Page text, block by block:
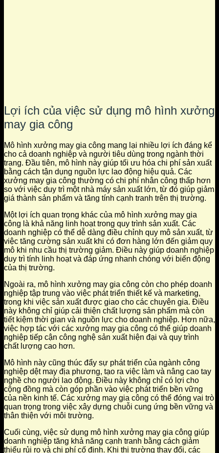
Lợi ích của việc sử dụng mô hình xưởng
may gia công
Mô hình xưởng may gia công mang lại nhiều lợi ích đáng kể
cho cả doanh nghiệp và người tiêu dùng trong ngành thời
trang. Đầu tiên, mô hình này giúp tối ưu hóa chi phí sản xuất
bằng cách tận dụng nguồn lực lao động hiệu quả. Các
xưởng may gia công thường có chi phí nhân công thấp hơn
so với việc duy trì một nhà máy sản xuất lớn, từ đó giúp giảm
giá thành sản phẩm và tăng tính cạnh tranh trên thị trường.
Một lợi ích quan trọng khác của mô hình xưởng may gia
công là khả năng linh hoạt trong quy trình sản xuất. Các
doanh nghiệp có thể dễ dàng điều chỉnh quy mô sản xuất, từ
việc tăng cường sản xuất khi có đơn hàng lớn đến giảm quy
mô khi nhu cầu thị trường giảm. Điều này giúp doanh nghiệp
duy trì tính linh hoạt và đáp ứng nhanh chóng với biến động
của thị trường.
Ngoài ra, mô hình xưởng may gia công còn cho phép doanh
nghiệp tập trung vào việc phát triển thiết kế và marketing,
trong khi việc sản xuất được giao cho các chuyên gia. Điều
này không chỉ giúp cải thiện chất lượng sản phẩm mà còn
tiết kiệm thời gian và nguồn lực cho doanh nghiệp. Hơn nữa,
việc hợp tác với các xưởng may gia công có thể giúp doanh
nghiệp tiếp cận công nghệ sản xuất hiện đại và quy trình
chất lượng cao hơn.
Mô hình này cũng thúc đẩy sự phát triển của ngành công
nghiệp dệt may địa phương, tạo ra việc làm và nâng cao tay
nghề cho người lao động. Điều này không chỉ có lợi cho
cộng đồng mà còn góp phần vào việc phát triển bền vững
của nền kinh tế. Các xưởng may gia công có thể đóng vai trò
quan trọng trong việc xây dựng chuỗi cung ứng bền vững và
thân thiện với môi trường.
Cuối cùng, việc sử dụng mô hình xưởng may gia công giúp
doanh nghiệp tăng khả năng cạnh tranh bằng cách giảm
thiểu rủi ro và chi phí cố định. Khi thị trường thay đổi, các